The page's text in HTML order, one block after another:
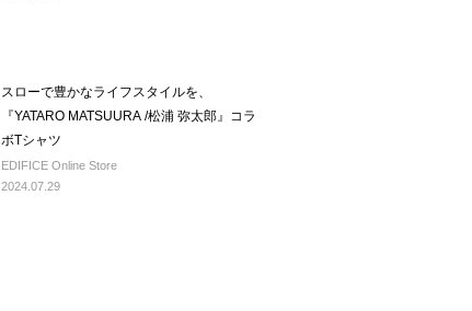
スローで豊かなライフスタイルを、
『YATARO MATSUURA /松浦 弥太郎』コラ
ボTシャツ
EDIFICE Online Store
2024.07.29